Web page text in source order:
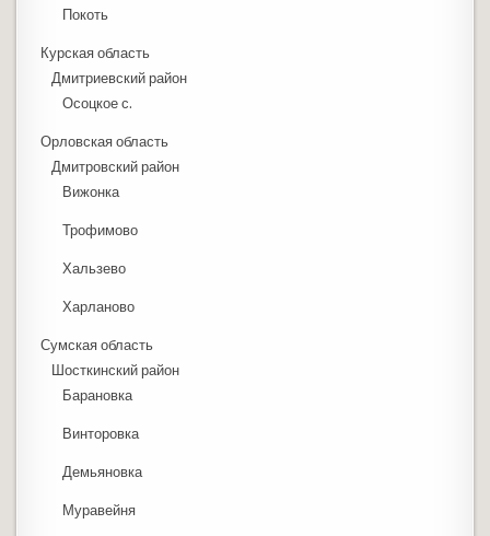
Покоть
Курская область
Дмитриевский район
Осоцкое с.
Орловская область
Дмитровский район
Вижонка
Трофимово
Хальзево
Харланово
Сумская область
Шосткинский район
Барановка
Винторовка
Демьяновка
Муравейня